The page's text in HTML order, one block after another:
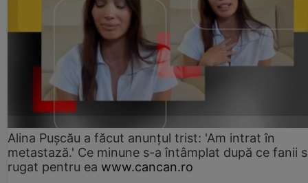
Alina Pușcău a făcut anunțul trist: 'Am intrat în
metastază.' Ce minune s-a întâmplat după ce fanii
rugat pentru ea www.cancan.ro